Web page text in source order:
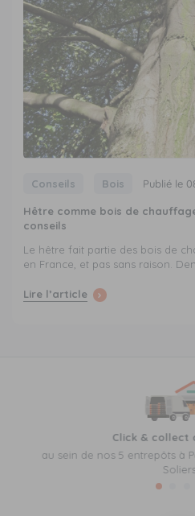
Conseils Bois Publié le
Hêtre comme bois de
conseils
Le hêtre fait partie des bois de
en France, et pas sans raison.
Lire l’article
Click & collect
au sein de nos 5 entrepôts à